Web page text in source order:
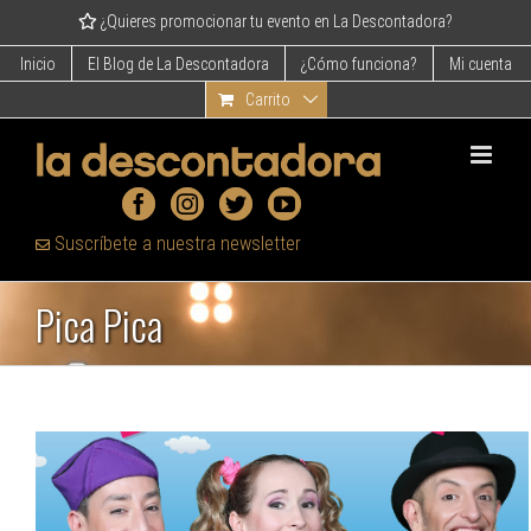
content
¿Quieres promocionar tu evento en La Descontadora?
Inicio El Blog de La Descontadora ¿Cómo funciona?
Mi cuenta
Carrito
Suscríbete a nuestra newsletter
Pica Pica